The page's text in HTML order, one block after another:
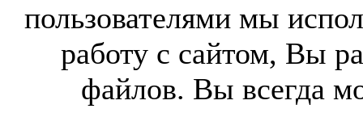
пользователями мы
работу с сайтом, Вы
файлов. Вы всегда